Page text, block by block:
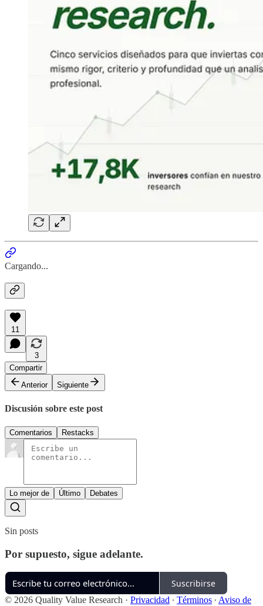
Cargando...
11
3
Compartir
Anterior
Siguiente
Discusión sobre este post
Comentarios Restacks
Lo mejor de Último Debates
Sin posts
Por supuesto, sigue adelante.
Suscribirse
© 2026 Quality Value Research · Privacidad ∙ Términos ∙ Aviso de